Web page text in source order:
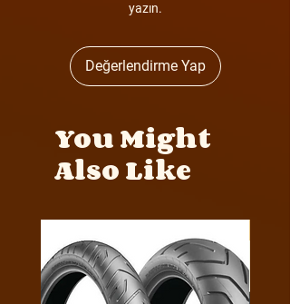
yazın.
Değerlendirme Yap
You Might
Also Like